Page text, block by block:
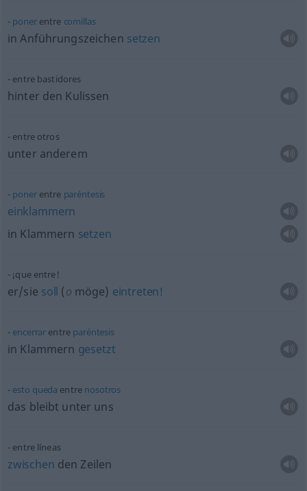
ponerentre comillas
in Anführungszeichen setzen
entre bastidores
hinter den Kulissen
entre otros
unter anderem
ponerentre paréntesis
einklammern
in Klammern setzen
¡que entre!
er/sie soll (o möge) eintreten!
encerrar entre paréntesis
in Klammern gesetzt
esto queda entre nosotros
das bleibt unter uns
entre líneas
zwischen den Zeilen